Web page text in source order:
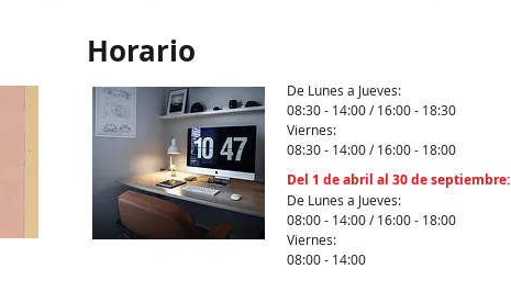
Horario
De Lunes a Jueves:
08:30 - 14:00 / 16:00 - 18:30
Viernes:
08:30 - 14:00 / 16:00 - 18:00
Del 1 de abril al 30 de septiembre:
De Lunes a Jueves:
08:00 - 14:00 / 16:00 - 18:00
Viernes:
08:00 - 14:00